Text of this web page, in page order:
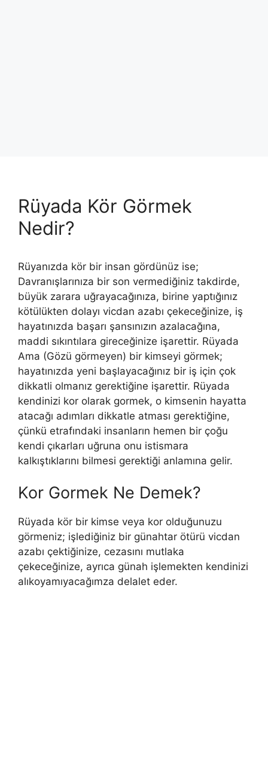
Rüyada Kör Görmek
Nedir?
Rüyanızda kör bir insan gördünüz ise;
Davranışlarınıza bir son vermediğiniz takdirde,
büyük zarara uğrayacağınıza, birine yaptığınız
kötülükten dolayı vicdan azabı çekeceğinize, iş
hayatınızda başarı şansınızın azalacağına,
maddi sıkıntılara gireceğinize işarettir. Rüyada
Ama (Gözü görmeyen) bir kimseyi görmek;
hayatınızda yeni başlayacağınız bir iş için çok
dikkatli olmanız gerektiğine işarettir. Rüyada
kendinizi kor olarak gormek, o kimsenin hayatta
atacağı adımları dikkatle atması gerektiğine,
çünkü etrafındaki insanların hemen bir çoğu
kendi çıkarları uğruna onu istismara
kalkıştıklarını bilmesi gerektiği anlamına gelir.
Kor Gormek Ne Demek?
Rüyada kör bir kimse veya kor olduğunuzu
görmeniz; işlediğiniz bir günahtar ötürü vicdan
azabı çektiğinize, cezasını mutlaka
çekeceğinize, ayrıca günah işlemekten kendinizi
alıkoyamıyacağımza delalet eder.